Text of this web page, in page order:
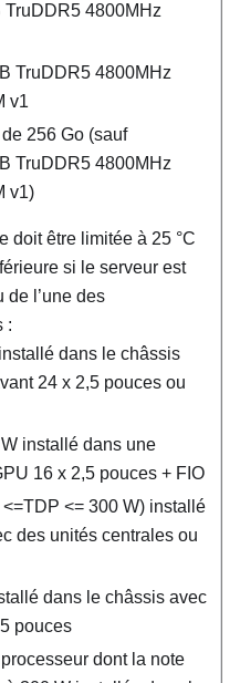
4800MHz
TruDDR5 4800MHz
v1
256 Go (sauf
TruDDR5 4800MHz
v1)
doit être limitée à 25 °C
si le serveur est
de l’une des
:
dans le châssis
24 x 2,5 pouces ou
installé dans une
16 x 2,5 pouces + FIO
<= 300 W) installé
des unités centrales ou
dans le châssis avec
pouces
dont la note